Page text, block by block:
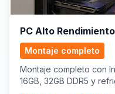
PC Alto Rendimiento
Montaje completo
Montaje completo con
16GB, 32GB DDR5 y